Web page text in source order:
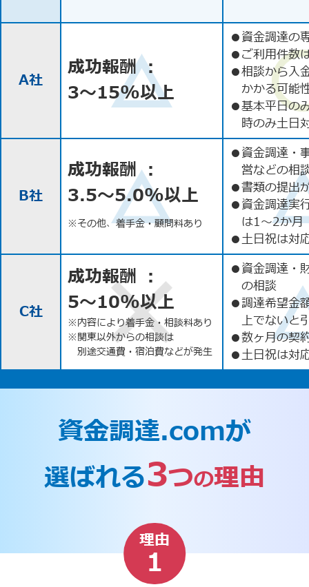
A社
成功報酬 ：
3〜15%以上
●資金調達の
●ご利用件数
●相談から入
かかる可能
●基本平日の
時のみ土日
B社
成功報酬 ：
3.5〜5.0%以上
※その他、着手金・顧問料あり
●資金調達・
営などの相
●書類の提出
●資金調達実
は1〜2か月
●土日祝は対
C社
成功報酬 ：
5〜10%以上
※内容により着手金・相談料あり
※関東以外からの相談は
別途交通費・宿泊費などが発生
●資金調達・
の相談
●調達希望金
上でないと
●数ヶ月の契
●土日祝は対
資金調達.comが
選ばれる3つの理由
理由
1